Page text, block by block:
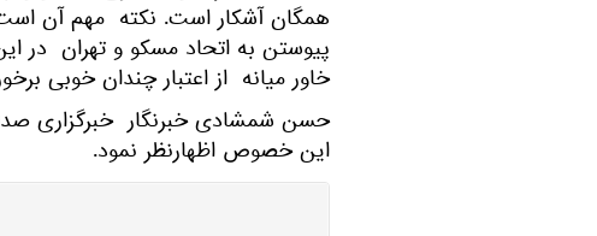
همگان آشکار است. نکته مهم آن
پیوستن به اتحاد مسکو و تهران در
خاور میانه از اعتبار چندان خوبی
حسن شمشادی خبرنگار خبرگزاری
این خصوص اظهارنظر نمود.